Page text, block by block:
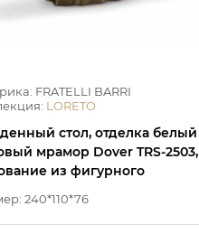
FRATELLI BARRI
LORETO
стол, отделка белый
мрамор Dover TRS-2503,
из фигурного
240*110*76